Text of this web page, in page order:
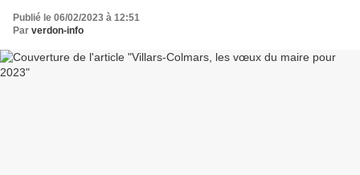
Publié le 06/02/2023 à 12:51
Par verdon-info